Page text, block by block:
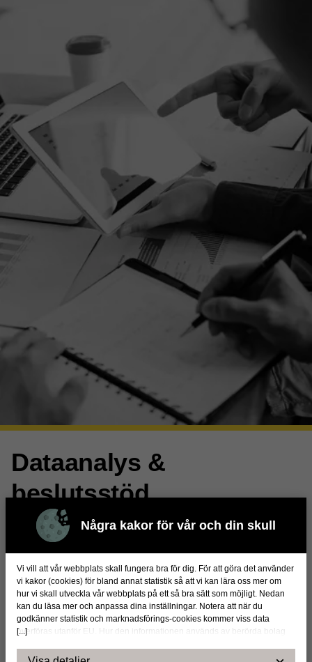
Några kakor för vår och din skull
[...]
Vi vill att vår webbplats skall fungera bra för dig. För att göra det använder
vi kakor (cookies) för bland annat statistik så att vi kan lära oss mer om
hur vi skall utveckla vår webbplats på ett så bra sätt som möjligt. Nedan
kan du läsa mer och anpassa dina inställningar. Notera att när du
godkänner statistik och marknadsförings-cookies kommer viss data
överföras utanför EU. Hur den informationen används av berörda bolag
gällande hantering av personuppgifter som ställs inom EU, vilket kan
Dataanalys &
beslutsstöd
Data Management
Data Analytics
Data Science